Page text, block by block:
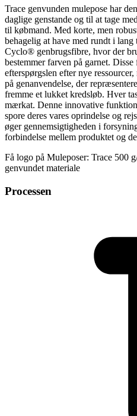
Trace genvunden mulepose har
daglige genstande og til at tage
til købmand. Med korte, men
behagelig at have med rundt i
Cyclo® genbrugsfibre, hvor der
bestemmer farven på garnet.
efterspørgslen efter nye
på genanvendelse, der
fremme et lukket kredsløb. Hver
mærkat. Denne innovative
spore deres vares oprindelse og
øger gennemsigtigheden i
forbindelse mellem produktet og
Få logo på Muleposer: Trace 500
genvundet materiale
Processen